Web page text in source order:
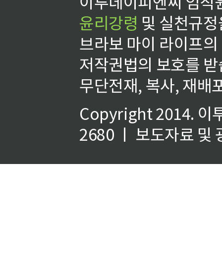
윤리강령 및 실천규
브라보 마이 라이프
저작권법의 보호를
무단전재, 복사, 재배
Copyright 2014. 이
2680 ㅣ 보도자료